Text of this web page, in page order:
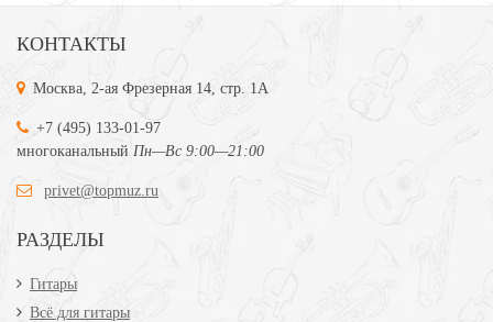
КОНТАКТЫ
Москва, 2-ая Фрезерная 14, стр. 1А
+7 (495) 133-01-97
многоканальный Пн—Вс 9:00—21:00
privet@topmuz.ru
РАЗДЕЛЫ
Гитары
Всё для гитары